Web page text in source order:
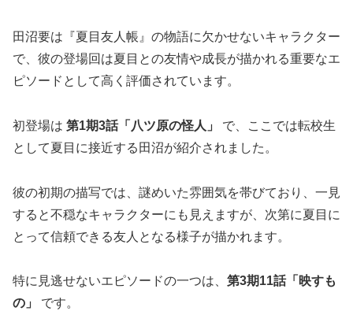
田沼要は『夏目友人帳』の物語に欠かせないキャラクター
で、彼の登場回は夏目との友情や成長が描かれる重要なエ
ピソードとして高く評価されています。
初登場は 第1期3話「八ツ原の怪人」
で、ここでは転校生
として夏目に接近する田沼が紹介されました。
彼の初期の描写では、謎めいた雰囲気を帯びており、一見
すると不穏なキャラクターにも見えますが、次第に夏目に
とって信頼できる友人となる様子が描かれます。
特に見逃せないエピソードの一つは、 第3期11話「映すも
の」
です。